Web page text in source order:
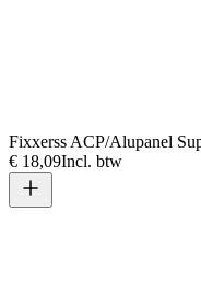
Fixxerss ACP/Alupanel
€ 18,09Incl. btw